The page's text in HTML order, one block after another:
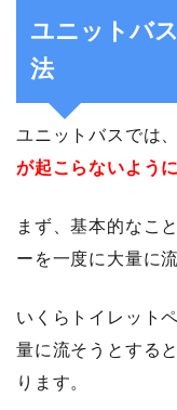
ユニットバ
法
ユニットバスでは、
が起こらないよう
まず、基本的なこ
ーを一度に大量に
いくらトイレット
量に流そうとする
ります。